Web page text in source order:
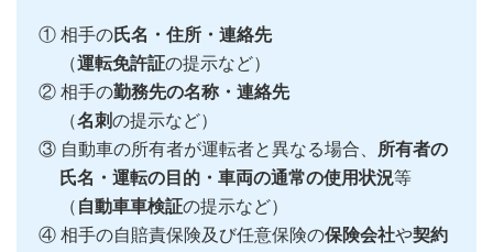
① 相手の氏名・住所・連絡先
（運転免許証の提示など）
② 相手の勤務先の名称・連絡先
（名刺の提示など）
③ 自動車の所有者が運転者と異なる場合、
所有者の
氏名・運転の目的・車両の通常の使用状況等
（ 自動車車検証の提示など）
④ 相手の自賠責保険及び任意保険の保険会社や契約